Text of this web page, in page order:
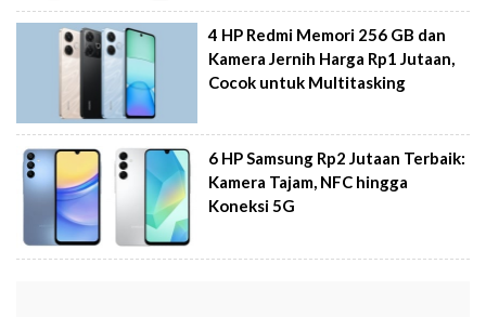
4 HP Redmi Memori 256 GB dan
Kamera Jernih Harga Rp1 Jutaan,
Cocok untuk Multitasking
6 HP Samsung Rp2 Jutaan Terbaik:
Kamera Tajam, NFC hingga
Koneksi 5G